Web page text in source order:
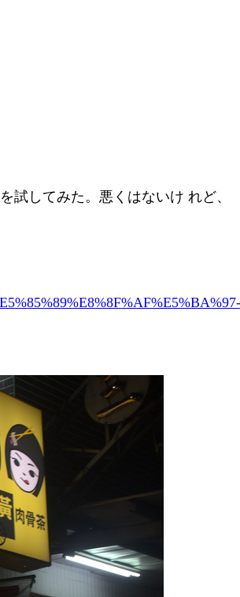
試してみた。悪くはないけ れど、